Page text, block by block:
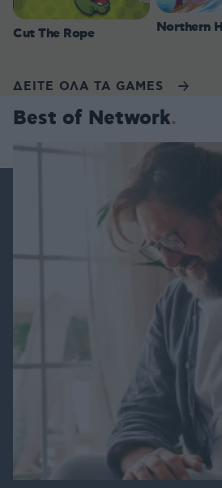
Cut The Rope Northern
ΔΕΙΤΕ ΟΛΑ ΤΑ GAMES
Best of Network